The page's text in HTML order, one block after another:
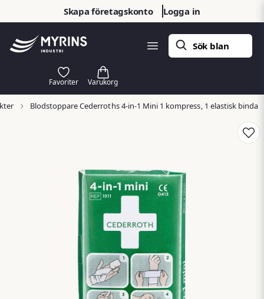
Skapa företagskonto Logga in
Blodstoppare Cederroths 4-in-1 Mini 1 kompress, 1 elastisk binda